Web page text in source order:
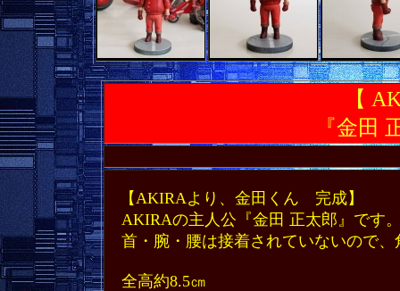
【
『金田
【AKIRAより、金田くん 完成】
AKIRAの主人公『金田 正太郎』
首・腕・腰は接着されていないの
全高約8.5㎝